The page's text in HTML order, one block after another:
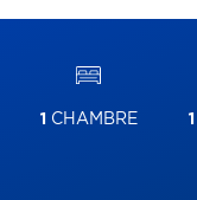
1 CHAMBRE 1